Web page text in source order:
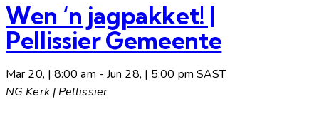
Wen ‘n jagpakket! |
Pellissier Gemeente
Mar 20, | 8:00 am -Jun 28, | 5:00 pm SAST
NG Kerk | Pellissier